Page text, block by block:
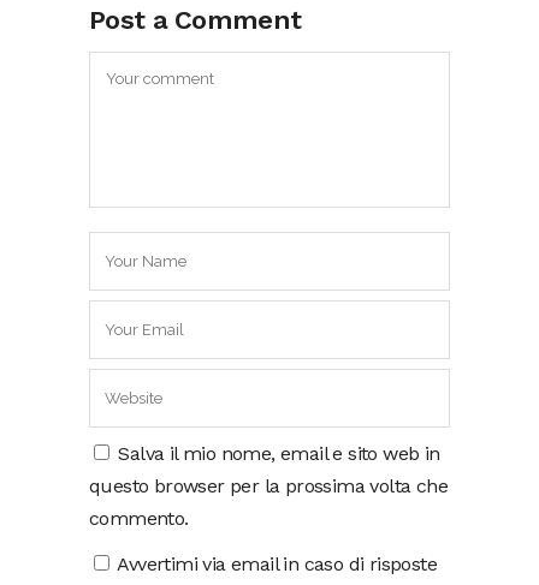
Post a Comment
Salva il mio nome, email e sito web in
questo browser per la prossima volta che
commento.
Avvertimi via email in caso di risposte